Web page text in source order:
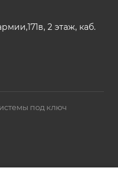
2 этаж, каб.
под ключ